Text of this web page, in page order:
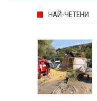
НАЙ-ЧЕТЕНИ